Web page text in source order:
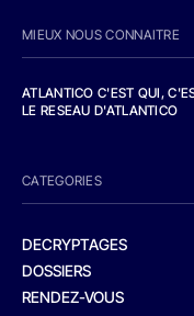
MIEUX NOUS CONNAITRE
ATLANTICO C'EST QUI,
LE RESEAU D'ATLANTICO
CATEGORIES
DECRYPTAGES
DOSSIERS
RENDEZ-VOUS